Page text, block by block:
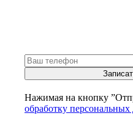
Нажимая на кнопку
обработку